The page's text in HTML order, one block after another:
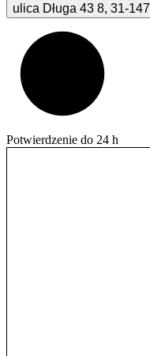
ulica Długa 43 8, 31-147
Potwierdzenie do 24 h